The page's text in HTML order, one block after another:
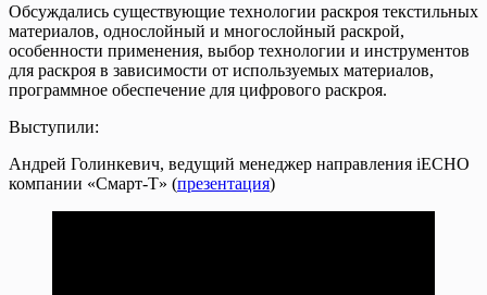
Обсуждались существующие технологии раскроя текстильных
материалов, однослойный и многослойный раскрой,
особенности применения, выбор технологии и инструментов
для раскроя в зависимости от используемых материалов,
программное обеспечение для цифрового раскроя.
Выступили:
Андрей Голинкевич, ведущий менеджер направления iECHO
компании «Смарт-Т» (презентация)